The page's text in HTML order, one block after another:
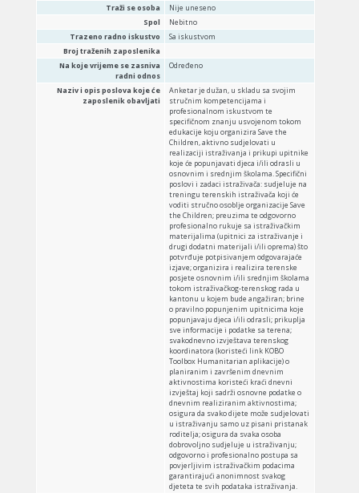
Traži se osoba
Nije uneseno
Spol
Nebitno
Trazeno radno iskustvo
Sa iskustvom
Broj traženih zaposlenika
Na koje vrijeme se zasniva
radni odnos
Određeno
Naziv i opis poslova koje će
zaposlenik obavljati
Anketar je dužan, u skladu sa svojim
stručnim kompetencijama i
profesionalnom iskustvom te
specifičnom znanju usvojenom tokom
edukacije koju organizira Save the
Children, aktivno sudjelovati u
realizaciji istraživanja i prikupi upitnike
koje će popunjavati djeca i/ili odrasli u
osnovnim i srednjim školama. Specifični
poslovi i zadaci istraživača: sudjeluje na
treningu terenskih istraživača koji će
voditi stručno osoblje organizacije Save
the Children; preuzima te odgovorno
profesionalno rukuje sa istraživačkim
materijalima (upitnici za istraživanje i
drugi dodatni materijali i/ili oprema) što
potvrđuje potpisivanjem odgovarajaće
izjave; organizira i realizira terenske
posjete osnovnim i/ili srednjim školama
tokom istraživačkog-terenskog rada u
kantonu u kojem bude angažiran; brine
o pravilno popunjenim upitnicima koje
popunjavaju djeca i/ili odrasli; prikuplja
sve informacije i podatke sa terena;
svakodnevno izvještava terenskog
koordinatora (koristeći link KOBO
Toolbox Humanitarian aplikacije) o
planiranim i završenim dnevnim
aktivnostima koristeći kraći dnevni
izvještaj koji sadrži osnovne podatke o
dnevnim realiziranim aktivnostima;
osigura da svako dijete može sudjelovati
u istraživanju samo uz pisani pristanak
roditelja; osigura da svaka osoba
dobrovoljno sudjeluje u istraživanju;
odgovorno i profesionalno postupa sa
povjerljivim istraživačkim podacima
garantirajući anonimnost svakog
djeteta te svih podataka istraživanja.